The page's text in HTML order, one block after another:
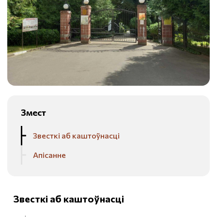
Змест
Звесткі аб каштоўнасці
Апісанне
Звесткі аб каштоўнасці